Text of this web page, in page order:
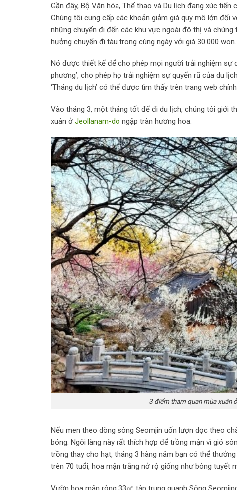
Gần đây, Bộ Văn hóa, Thể thao và Du lịch đang xúc tiến
Chúng tôi cung cấp các khoản giảm giá quy mô lớn đối
những chuyến đi đến các khu vực ngoài đô thị và
hưởng chuyến đi tàu trong cùng ngày với giá 30.000 won.
Nó được thiết kế để cho phép mọi người trải nghiệm sự
phương’, cho phép họ trải nghiệm sự quyến rũ của du
‘Tháng du lịch’ có thể được tìm thấy trên trang web
Vào tháng 3, một tháng tốt để đi du lịch, chúng tôi giới
xuân ở Jeollanam-do ngập tràn hương hoa.
3 điểm tham quan mùa xuân
Nếu men theo dòng sông Seomjin uốn lượn dọc theo
bóng. Ngôi làng này rất thích hợp để trồng mận vì gió
trồng thay cho hạt, tháng 3 hàng năm bạn có thể
trên 70 tuổi, hoa mận trắng nở rộ giống như bông tuyết
Vườn hoa mận rộng 33㎡ tập trung quanh Sông